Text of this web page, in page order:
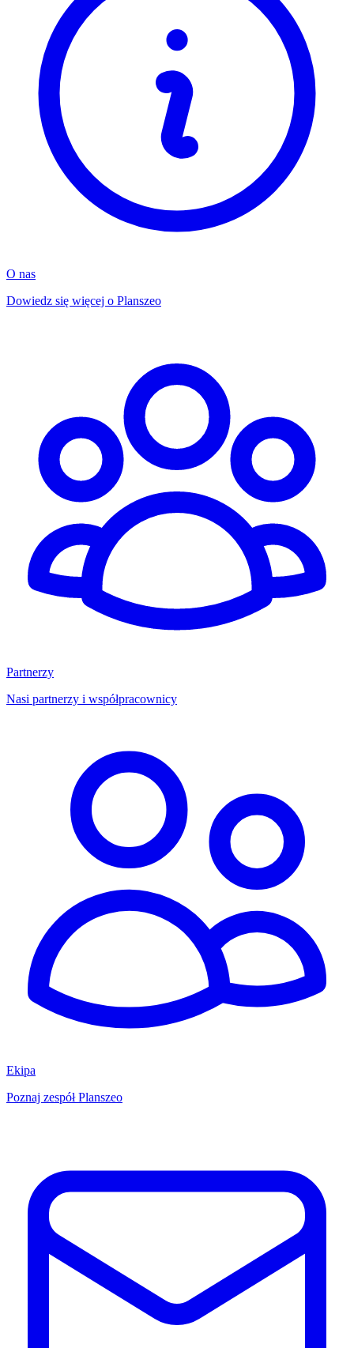
O nas
Dowiedz się więcej o Planszeo
Partnerzy
Nasi partnerzy i współpracownicy
Ekipa
Poznaj zespół Planszeo